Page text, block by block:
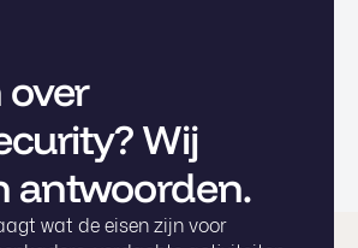
Wij
antwoorden.
wat de eisen zijn voor